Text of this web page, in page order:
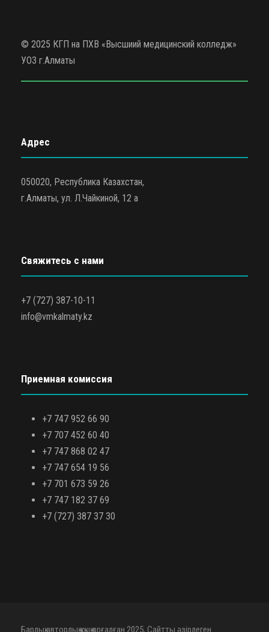
© 2025 КГП на ПХВ «Высшиий медицинский колледж»
УОЗ г.Алматы
Адрес
050020, Республика Казахстан,
г.Алматы, ул. Л.Чайкиной, 12 а
Свяжитесь с нами
+7 (727) 387-10-11
info@vmkalmaty.kz
Приемная комиссия
+7 747 952 66 90
+7 707 452 60 40
+7 747 868 02 47
+7 747 654 19 56
+7 701 673 59 26
+7 747 182 37 69
+7 (727) 387 37 30
Барлық авторлық құқық қорғалған 2025, Сайтты әзірлеген